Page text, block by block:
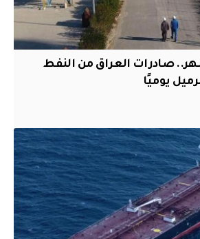
صادرات العراق من النفط
يوميًا